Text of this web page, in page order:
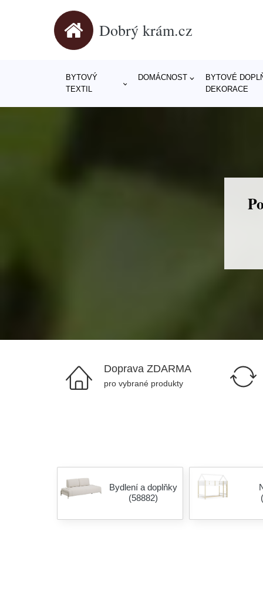
Dobrý krám.cz
BYTOVÝ
TEXTIL
DOMÁCNOST
BYTOVÉ
DEKORACE
Doprava ZDARMA
pro vybrané produkty
Bydlení a doplňky
(58882)